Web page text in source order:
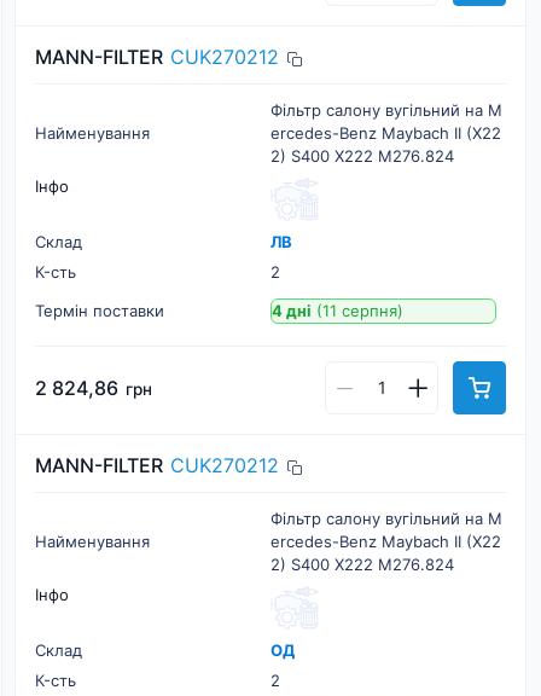
MANN-FILTER CUK270212
Найменування
Фільтр салону вугільний на M
ercedes-Benz Maybach II (X22
2) S400 X222 M276.824
Інфо
Склад
ЛВ
К-cть
2
Термін поставки
4 дні (11 серпня)
2 824,86 грн
MANN-FILTER CUK270212
Найменування
Фільтр салону вугільний на M
ercedes-Benz Maybach II (X22
2) S400 X222 M276.824
Інфо
Склад
ОД
К-cть
2